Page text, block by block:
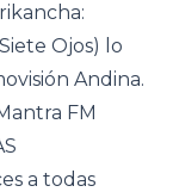
Ojos) lo
Andina.
FM
a todas